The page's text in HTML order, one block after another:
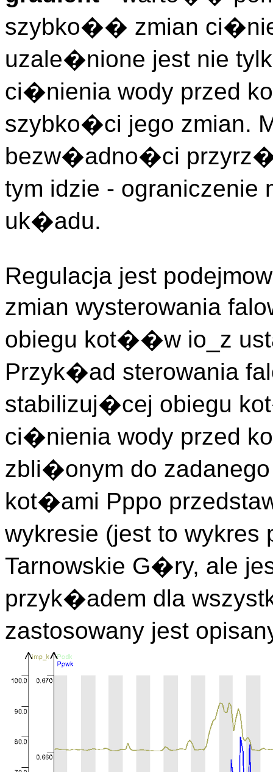
szybko�� zmian
uzale�nione jest nie
ci�nienia wody przed
szybko�ci jego zmian.
bezw�adno�ci
tym idzie -
uk�adu.
Regulacja jest
zmian wysterowania
obiegu kot��w io_z
Przyk�ad sterowania
stabilizuj�cej obiegu
ci�nienia wody przed
zbli�onym do
kot�ami Pppo
wykresie (jest to
Tarnowskie G�ry, ale
przyk�adem dla
zastosowany jest